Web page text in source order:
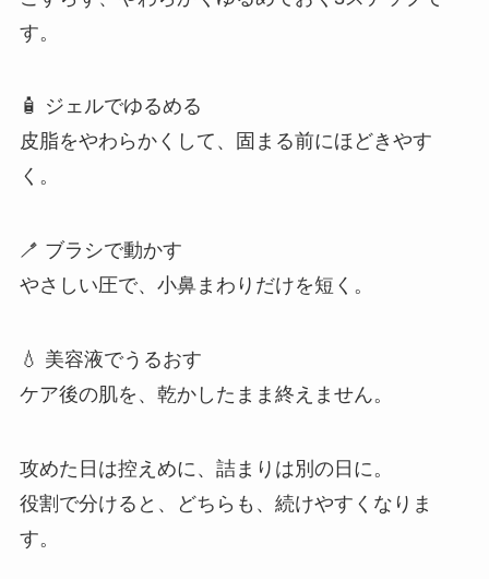
す。
🧴 ジェルでゆるめる
皮脂をやわらかくして、固まる前にほどきやす
く。
🪥 ブラシで動かす
やさしい圧で、小鼻まわりだけを短く。
💧 美容液でうるおす
ケア後の肌を、乾かしたまま終えません。
攻めた日は控えめに、詰まりは別の日に。
役割で分けると、どちらも、続けやすくなりま
す。